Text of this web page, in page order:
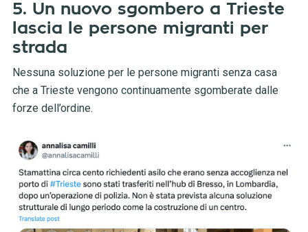
5. Un nuovo sgombero a Trieste
lascia le persone migranti per
strada
Nessuna soluzione per le persone migranti senza casa
che a Trieste vengono continuamente sgomberate dalle
forze dell’ordine.